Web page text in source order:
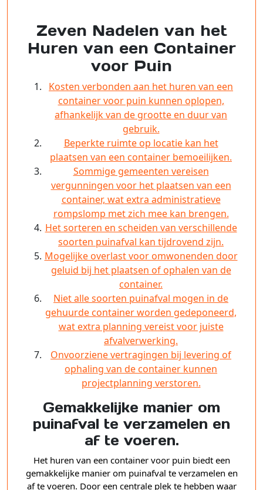
Zeven Nadelen van het
Huren van een Container
voor Puin
Kosten verbonden aan het huren van een
container voor puin kunnen oplopen,
afhankelijk van de grootte en duur van
gebruik.
Beperkte ruimte op locatie kan het
plaatsen van een container bemoeilijken.
Sommige gemeenten vereisen
vergunningen voor het plaatsen van een
container, wat extra administratieve
rompslomp met zich mee kan brengen.
Het sorteren en scheiden van verschillende
soorten puinafval kan tijdrovend zijn.
Mogelijke overlast voor omwonenden door
geluid bij het plaatsen of ophalen van de
container.
Niet alle soorten puinafval mogen in de
gehuurde container worden gedeponeerd,
wat extra planning vereist voor juiste
afvalverwerking.
Onvoorziene vertragingen bij levering of
ophaling van de container kunnen
projectplanning verstoren.
Gemakkelijke manier om
puinafval te verzamelen en
af te voeren.
Het huren van een container voor puin biedt een
gemakkelijke manier om puinafval te verzamelen en
af te voeren. Door een centrale plek te hebben waar